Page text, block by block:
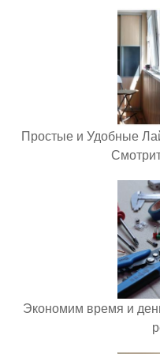
Простые и Удобные
Экономим время и